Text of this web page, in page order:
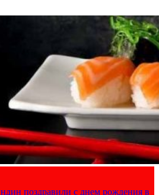
поздравили с днем рождения в